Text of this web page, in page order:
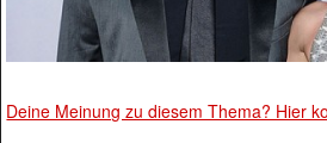
Deine Meinung zu diesem Thema? Hier